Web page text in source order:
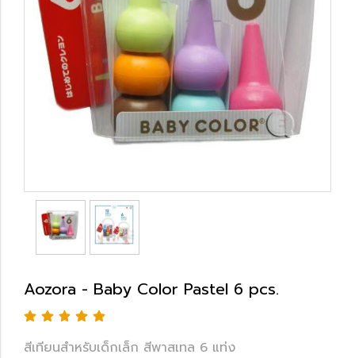
Aozora - Baby Color Pastel 6 pcs.
สีเทียนสำหรับเด็กเล็ก สีพาสเทล 6 แท่ง